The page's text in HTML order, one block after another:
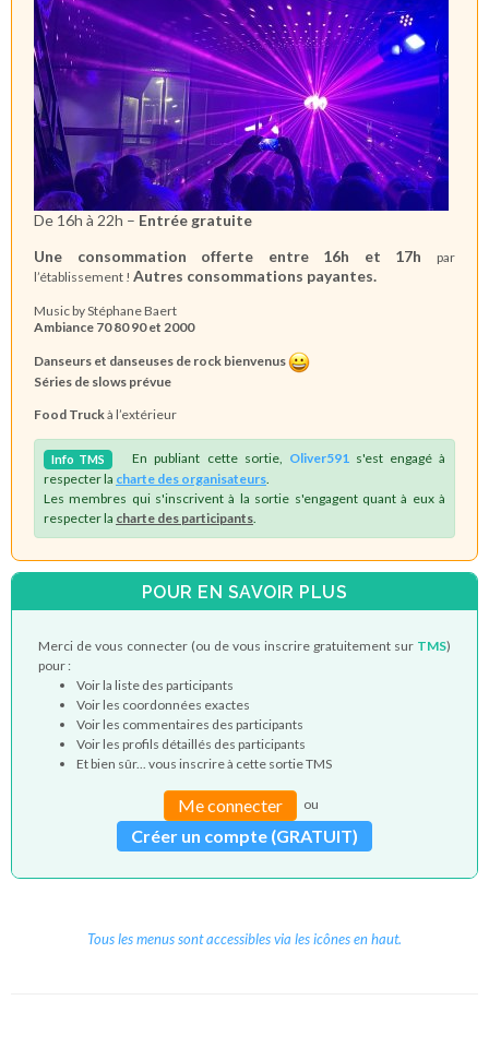
De 16h à 22h – Entrée gratuite
Une consommation offerte entre 16h et 17h par
l’établissement ! Autres consommations payantes.
Music by Stéphane Baert
Ambiance 70 80 90 et 2000
Danseurs et danseuses de rock bienvenus
Séries de slows prévue
Food Truckà l’extérieur
Info TMS En publiant cette sortie, Oliver591 s'est engagé à
respecter la charte des organisateurs
Les membres qui s'inscrivent à la sortie s'engagent quant à eux à
respecter la charte des participants
POUR EN SAVOIR PLUS
Merci de vous connecter (ou de vous inscrire gratuitement sur TMS)
pour :
Voir la liste des participants
Voir les coordonnées exactes
Voir les commentaires des participants
Voir les profils détaillés des participants
Et bien sûr... vous inscrire à cette sortie TMS
Me connecter ou
Créer un compte (GRATUIT)
Tous les menus sont accessibles via les icônes en haut.